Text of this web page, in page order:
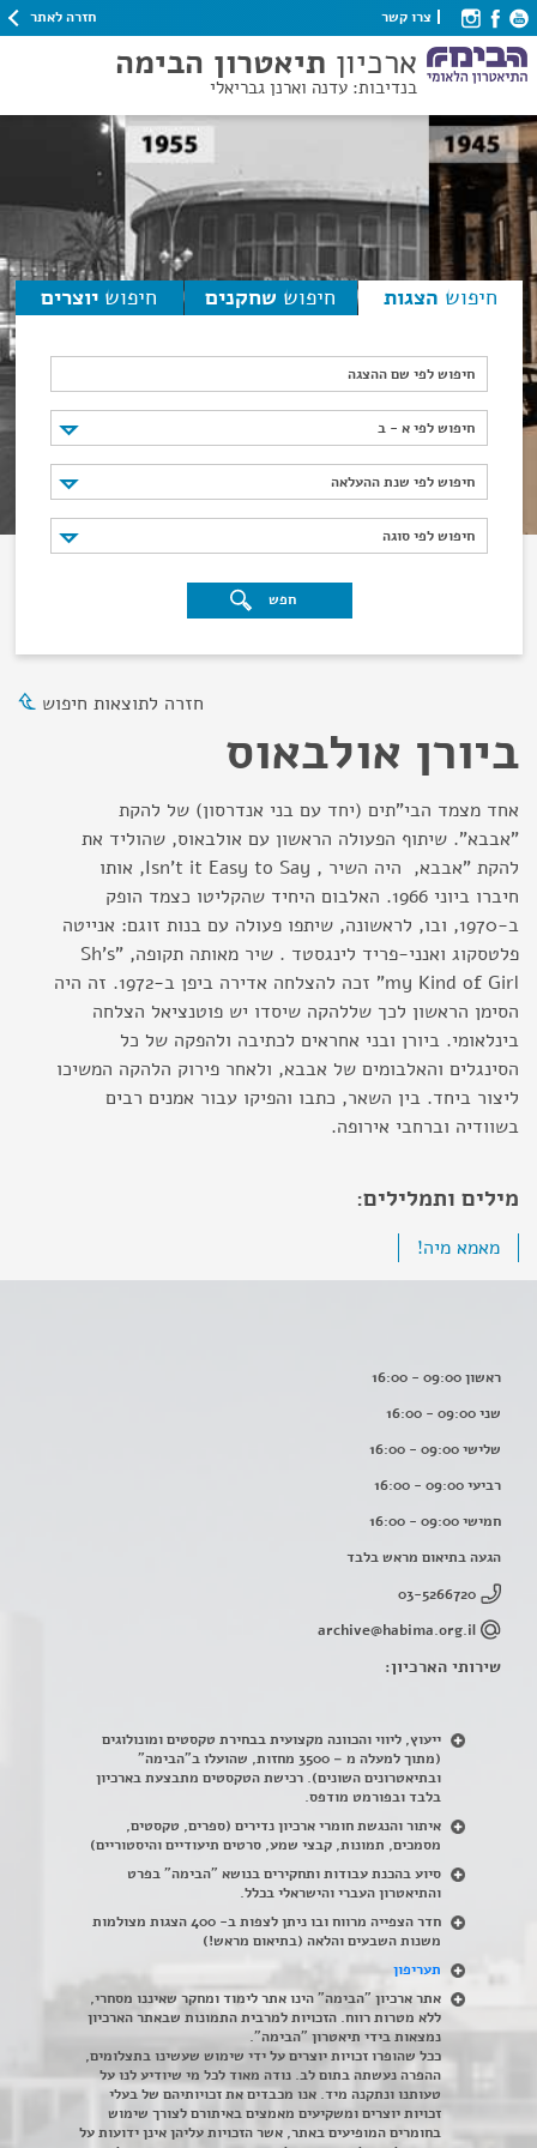
צרו קשר חזרה לאתר
ארכיון תיאטרון הבימה
בנדיבות: עדנה וארנן גבריאלי
חיפוש הצגות חיפוש שחקנים חיפוש יוצרים
חיפוש לפי שם ההצגה
חיפוש לפי א - ב
חיפוש לפי א - ב
חיפוש לפי שנת ההעלאה
חיפוש לפי שנת ההעלאה
חיפוש לפי סוגה
חיפוש לפי סוגה
חפש
חזרה לתוצאות חיפוש
ביורן אולבאוס
אחד מצמד הבי"תים (יחד עם בני אנדרסון) של להקת
"אבבא". שיתוף הפעולה הראשון עם אולבאוס, שהוליד את
להקת "אבבא, היה השיר , Isn’t it Easy to Say, אותו
חיברו ביוני 1966. האלבום היחיד שהקליטו כצמד הופק
ב-1970, ובו, לראשונה, שיתפו פעולה עם בנות זוגם: אנייטה
פלטסקוג ואנני-פריד לינגסטד . שיר מאותה תקופה, "Sh’s
my Kind of Girl" זכה להצלחה אדירה ביפן ב-1972. זה היה
הסימן הראשון לכך שללהקה שיסדו יש פוטנציאל הצלחה
בינלאומי. ביורן ובני אחראים לכתיבה ולהפקה של כל
הסינגלים והאלבומים של אבבא, ולאחר פירוק הלהקה המשיכו
ליצור ביחד. בין השאר, כתבו והפיקו עבור אמנים רבים
בשוודיה וברחבי אירופה.
מילים ותמלילים:
מאמא מיה!
ראשון 09:00 - 16:00
שני 09:00 - 16:00
שלישי 09:00 - 16:00
רביעי 09:00 - 16:00
חמישי 09:00 - 16:00
הגעה בתיאום מראש בלבד
03-5266720
archive@habima.org.il
שירותי הארכיון:
ייעוץ, ליווי והכוונה מקצועית בבחירת טקסטים ומונולוגים
(מתוך למעלה מ – 3500 מחזות, שהועלו ב"הבימה"
ובתיאטרונים השונים). רכישת הטקסטים מתבצעת בארכיון
בלבד ובפורמט מודפס.
איתור והנגשת חומרי ארכיון נדירים (ספרים, טקסטים,
מסמכים, תמונות, קבצי שמע, סרטים תיעודיים והיסטוריים)
סיוע בהכנת עבודות ותחקירים בנושא "הבימה" בפרט
והתיאטרון העברי והישראלי בכלל.
חדר הצפייה מרווח ובו ניתן לצפות ב- 400 הצגות מצולמות
משנות השבעים והלאה (בתיאום מראש!)
תעריפון
אתר ארכיון "הבימה" הינו אתר לימוד ומחקר שאיננו מסחרי,
ללא מטרות רווח. הזכויות למרבית התמונות שבאתר הארכיון
נמצאות בידי תיאטרון "הבימה".
ככל שהופרו זכויות יוצרים על ידי שימוש שעשינו בתצלומים,
ההפרה נעשתה בתום לב. נודה מאוד לכל מי שיודיע לנו על
טעותנו ונתקנה מיד. אנו מכבדים את זכויותיהם של בעלי
זכויות יוצרים ומשקיעים מאמצים באיתורם לצורך שימוש
בחומרים המופיעים באתר, אשר הזכויות עליהן אינן ידועות על